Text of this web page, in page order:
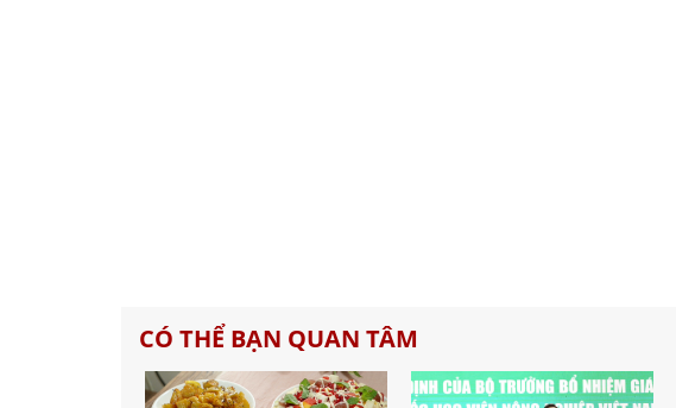
CÓ THỂ BẠN QUAN TÂM